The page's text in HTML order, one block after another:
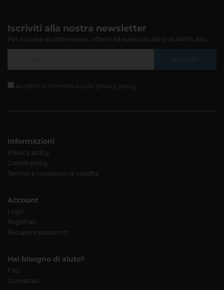
Iscriviti alla nostra newsletter
Per ricevere le ultime news, offerte ed eventi da parte di AMPA SRL.
Iscriviti!
Accetto la normativa sulla privacy policy
Informazioni
Privacy policy
Cookie policy
Termini e condizioni di vendita
Account
Login
Registrati
Recupera password
Hai bisogno di aiuto?
Faq
Contattaci